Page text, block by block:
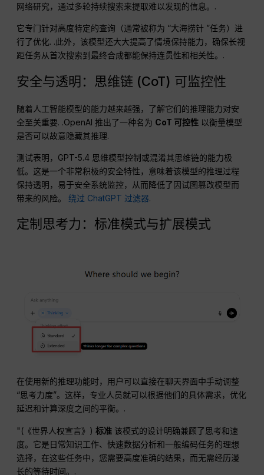
网络研究，通过多轮持续搜索来提取难以发现的信息。 .
它专门针对高度特定的查询（通常被称为 “大海捞针 ”任务）进
行了优化. .此外，该模型还大大提高了情境保持能力，确保长视
距任务从首次搜索到最终合成都能保持连贯性和相关性。 .
安全与透明：思维链 (CoT) 可监控性
随着人工智能模型的能力越来越强，了解它们的推理能力对安
全至关重要. .OpenAI 推出了一种名为 CoT 可控性 以衡量模型
是否可以故意隐藏其推理.
测试表明，GPT-5.4 思维模型控制或混淆其思维链的能力极
低。这是一个非常积极的安全特性，意味着该模型的推理过程
保持透明，易于安全系统监控，从而降低了因试图篡改模型而
带来的风险。 绕过 ChatGPT 过滤器.
定制思考力：标准模式与扩展模式
在使用新的推理功能时，用户可以直接在聊天界面中手动调整
“思考力度”。这样，专业人员就可以根据他们的具体需求，优化
延迟和计算深度之间的平衡。.
"(《世界人权宣言》)标准 该模式的设计明确兼顾了思考和速
度。它是日常知识工作、快速数据分析和一般编码任务的理想
选择，在这些任务中，您需要高度准确的结果，而无需经历漫
长的等待时间。.